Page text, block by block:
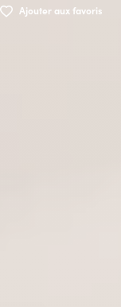
Ajouter aux favoris